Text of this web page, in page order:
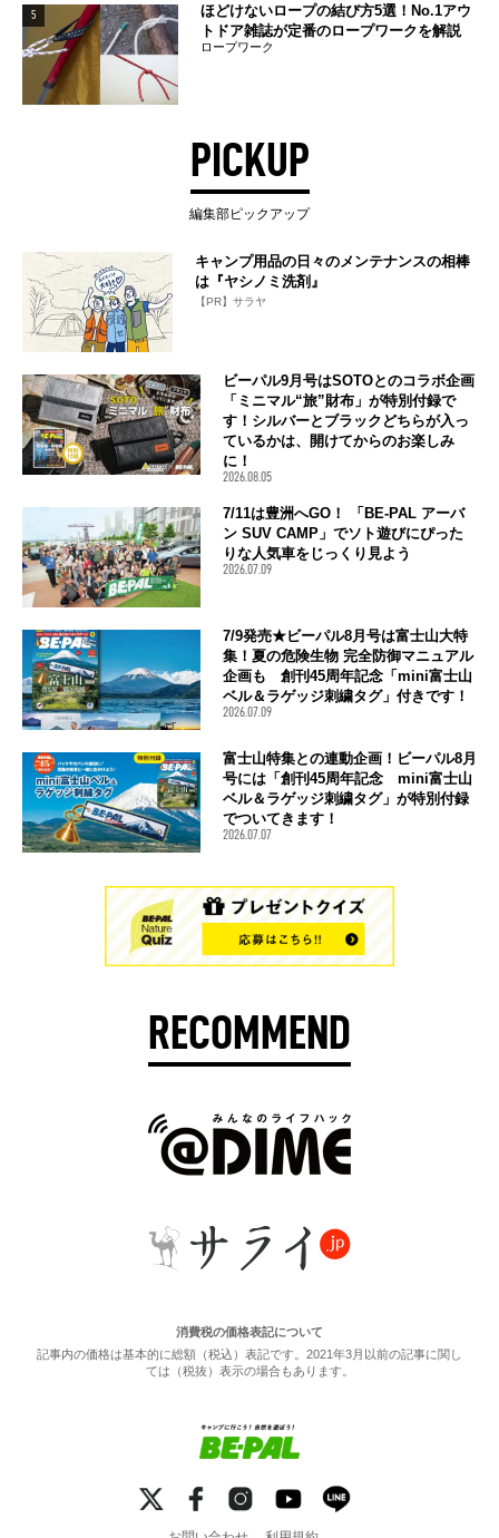
5
ほどけないロープの結び方5選！No.1アウ
トドア雑誌が定番のロープワークを解説
ロープワーク
PICKUP
編集部ピックアップ
キャンプ用品の日々のメンテナンスの相棒
は『ヤシノミ洗剤』
【PR】サラヤ
ビーパル9月号はSOTOとのコラボ企画
「ミニマル“旅”財布」が特別付録で
す！シルバーとブラックどちらが入っ
ているかは、開けてからのお楽しみ
に！
2026.08.05
7/11は豊洲へGO！ 「BE-PAL アーバ
ン SUV CAMP」でソト遊びにぴった
りな人気車をじっくり見よう
2026.07.09
7/9発売★ビーパル8月号は富士山大特
集！夏の危険生物 完全防御マニュアル
企画も 創刊45周年記念「mini富士山
ベル＆ラゲッジ刺繍タグ」付きです！
2026.07.09
富士山特集との連動企画！ビーパル8月
号には「創刊45周年記念 mini富士山
ベル＆ラゲッジ刺繍タグ」が特別付録
でついてきます！
2026.07.07
RECOMMEND
消費税の価格表記について
記事内の価格は基本的に総額（税込）表記です。2021年3月以前の記事に関し
ては（税抜）表示の場合もあります。